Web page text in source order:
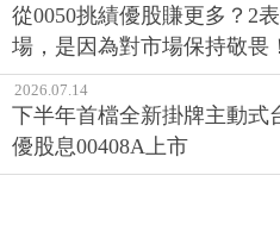
從0050挑績優股賺更多？2
場，是因為對市場保持敬畏！
2026.07.14
下半年首檔全新掛牌主動式
優股息00408A上市